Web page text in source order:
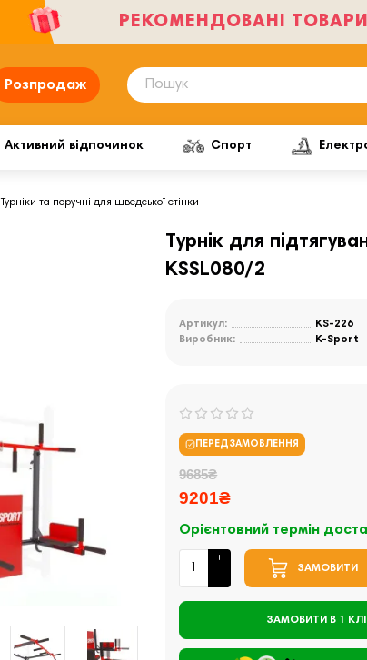
РЕКОМЕНДОВАНІ ТОВАРИ
Розпродаж
Активний відпочинок Спорт
Турніки та поручні для шведської стінки
Турнік для
KSSL080/2
Артикул:
KS-226
Виробник:
K-Sport
ПЕРЕДЗАМОВЛЕННЯ
9685₴
9201₴
Орієнтовний термін
ЗАМОВИТИ
ЗАМОВИТИ В 1